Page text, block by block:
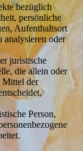
bezüglich
persönliche
Aufenthaltsort
analysieren oder
juristische
die allein oder
Mittel der
Person,